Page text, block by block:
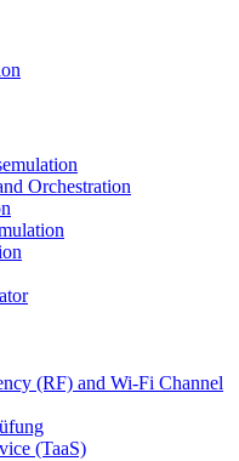
Orchestration
(RF) and Wi-Fi Channel
(TaaS)